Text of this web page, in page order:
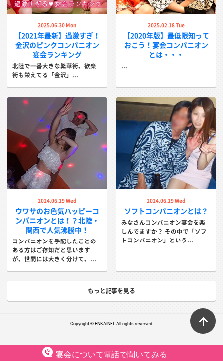
宴会について電話で聞いてみる
2025.06.30 Mon
【2021年最新】過激すぎ！
金沢のピンクコンパニオン
宴会ランキング
北陸で一番大きな繁華街、歓楽
街も栄えてる「金沢」...
2025.02.18 Tue
【2020年版】最低限知って
おこう！宴会コンパニオン
とは・・・
...
2024.06.19 Wed
ウワサのお色気ハッピーコ
ンパニオンとは！？北陸・
関西で人気沸騰中！
コンパニオンを手配したことの
ある方はご存知だと思います
が、世間には大きく分けて、...
2024.06.19 Wed
ソフトコンパニオンとは？
みなさんコンパニオン宴会を楽
しんでますか？ その中で「ソフ
トコンパニオン」という...
もっと記事を見る
Copyright © ENKAINET. All rights reserved.